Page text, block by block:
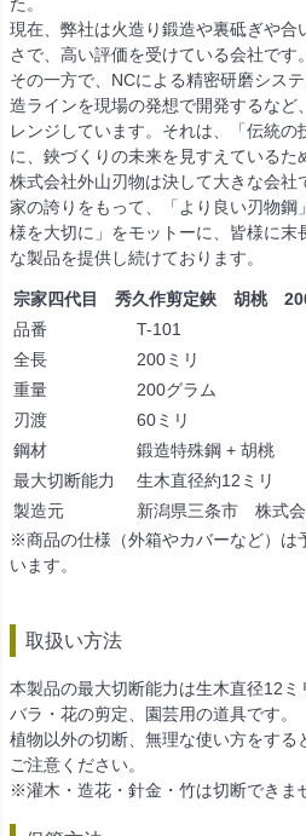
た。
現在、弊社は火造り鍛造や裏砥ぎや合
さで、高い評価を受けている会社です。
その一方で、NCによる精密研磨シス
造ラインを現場の発想で開発するなど
レンジしています。それは、「伝統の
に、鋏づくりの未来を見すえているた
株式会社外山刃物は決して大きな会社
家の誇りをもって、「より良い刃物鋼
様を大切に」をモットーに、皆様に末
な製品を提供し続けております。
宗家四代目 秀久作剪定鋏 胡桃
品番
T-101
全長
200ミリ
重量
200グラム
刃渡
60ミリ
鋼材
鍛造特殊鋼 + 胡桃
最大切断能力
生木直径約12ミリ
製造元
新潟県三条市 株式
※商品の仕様（外箱やカバーなど）は
います。
取扱い方法
本製品の最大切断能力は生木直径12ミ
バラ・花の剪定、園芸用の道具です。
植物以外の切断、無理な使い方をする
ご注意ください。
※灌木・造花・針金・竹は切断できま